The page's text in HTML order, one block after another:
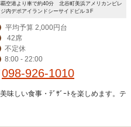
覇空港より車で約40分 北谷町美浜アメリカンビレ
ジ内デポアイランドシーサイドビル３F
平均予算 2,000円台
42席
不定休
8:00 - 22:00
098-926-1010
味しい食事・ﾃﾞｻﾞｰﾄを楽しめます。テ